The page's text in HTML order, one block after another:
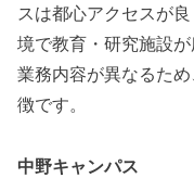
スは都心アクセスが
境で教育・研究施設
業務内容が異なるた
徴です。
中野キャンパス